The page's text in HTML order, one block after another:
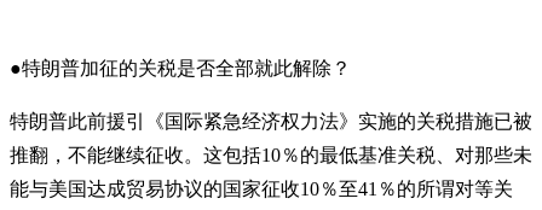
●特朗普加征的关税是否全部就此解除？
特朗普此前援引《国际紧急经济权力法》实施的关税措施已被
推翻，不能继续征收。这包括10％的最低基准关税、对那些未
能与美国达成贸易协议的国家征收10％至41％的所谓对等关